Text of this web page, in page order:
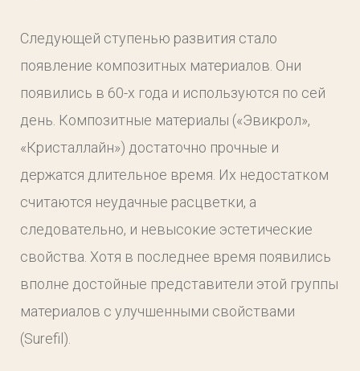
Следующей ступенью развития стало
появление композитных материалов. Они
появились в 60-х года и используются по сей
день. Композитные материалы («Эвикрол»,
«Кристаллайн») достаточно прочные и
держатся длительное время. Их недостатком
считаются неудачные расцветки, а
следовательно, и невысокие эстетические
свойства. Хотя в последнее время появились
вполне достойные представители этой группы
материалов с улучшенными свойствами
(Surefil).